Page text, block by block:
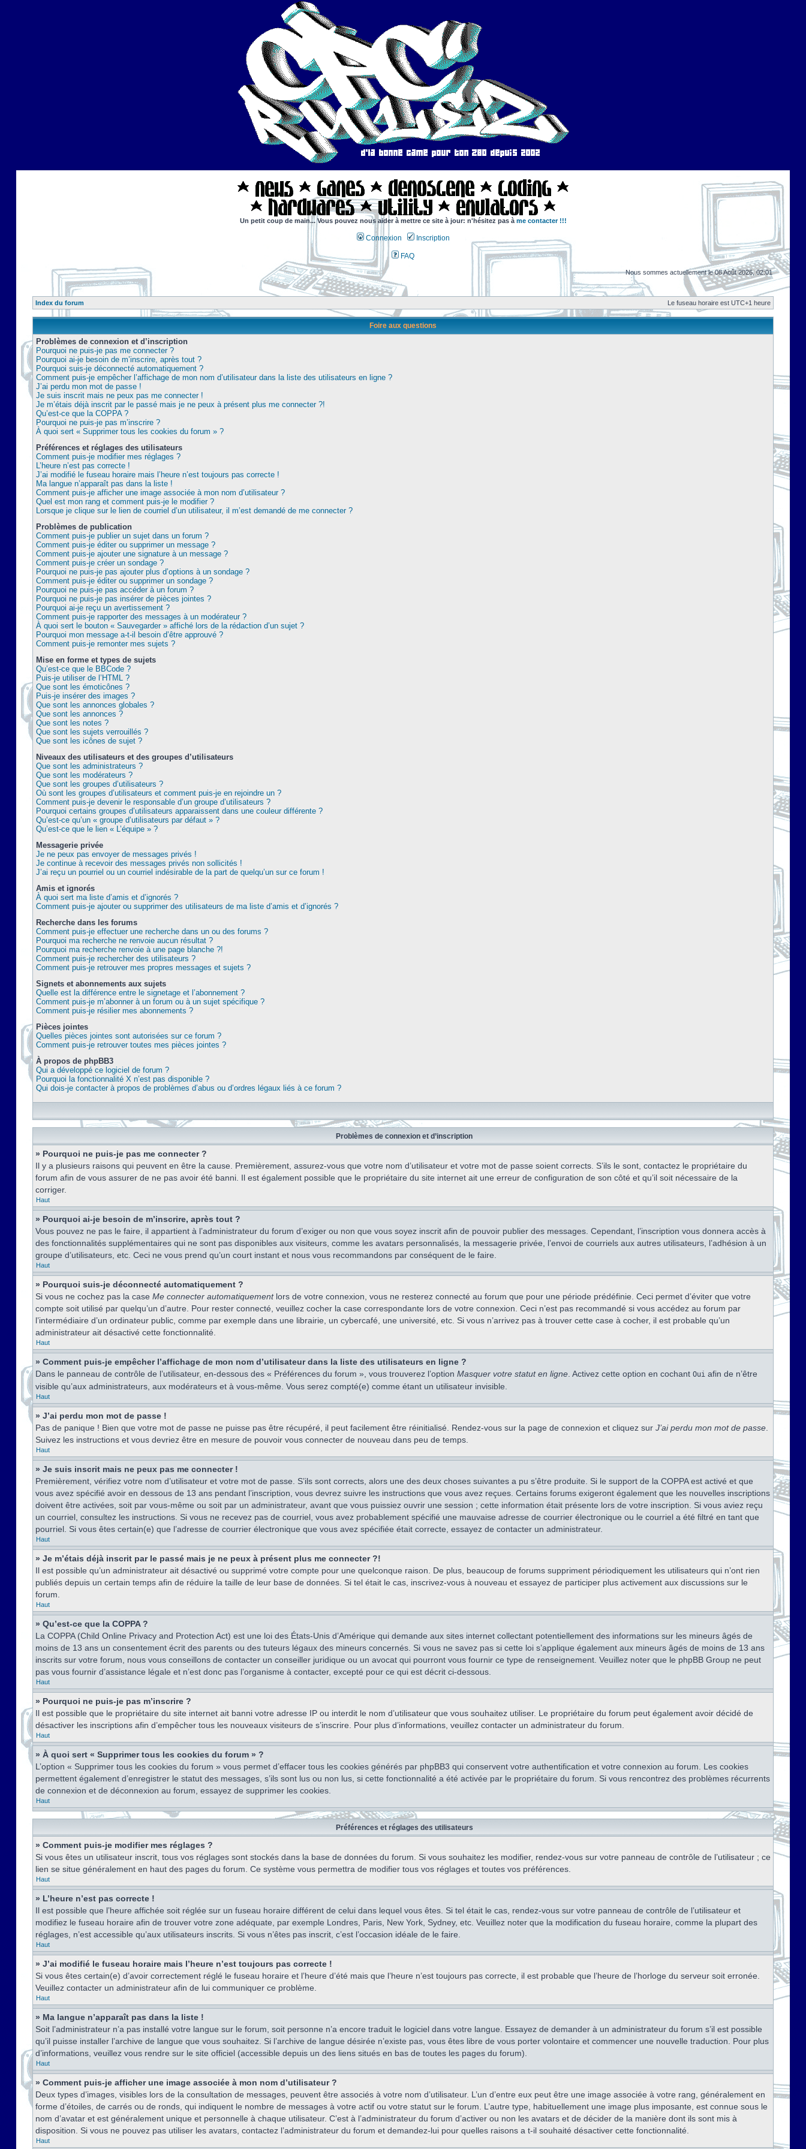
Un petit coup de main... Vous pouvez nous aider à mettre ce site à jour: n'hésitez pas à me contacter !!!
Connexion Inscription
FAQ
Nous sommes actuellement le 08 Août 2026, 02:01
Index du forum Le fuseau horaire est UTC+1 heure
Foire aux questions
Problèmes de connexion et d’inscription
Pourquoi ne puis-je pas me connecter ?
Pourquoi ai-je besoin de m’inscrire, après tout ?
Pourquoi suis-je déconnecté automatiquement ?
Comment puis-je empêcher l’affichage de mon nom d’utilisateur dans la liste des utilisateurs en ligne ?
J’ai perdu mon mot de passe !
Je suis inscrit mais ne peux pas me connecter !
Je m’étais déjà inscrit par le passé mais je ne peux à présent plus me connecter ?!
Qu’est-ce que la COPPA ?
Pourquoi ne puis-je pas m’inscrire ?
À quoi sert « Supprimer tous les cookies du forum » ?
Préférences et réglages des utilisateurs
Comment puis-je modifier mes réglages ?
L’heure n’est pas correcte !
J’ai modifié le fuseau horaire mais l’heure n’est toujours pas correcte !
Ma langue n’apparaît pas dans la liste !
Comment puis-je afficher une image associée à mon nom d’utilisateur ?
Quel est mon rang et comment puis-je le modifier ?
Lorsque je clique sur le lien de courriel d’un utilisateur, il m’est demandé de me connecter ?
Problèmes de publication
Comment puis-je publier un sujet dans un forum ?
Comment puis-je éditer ou supprimer un message ?
Comment puis-je ajouter une signature à un message ?
Comment puis-je créer un sondage ?
Pourquoi ne puis-je pas ajouter plus d’options à un sondage ?
Comment puis-je éditer ou supprimer un sondage ?
Pourquoi ne puis-je pas accéder à un forum ?
Pourquoi ne puis-je pas insérer de pièces jointes ?
Pourquoi ai-je reçu un avertissement ?
Comment puis-je rapporter des messages à un modérateur ?
À quoi sert le bouton « Sauvegarder » affiché lors de la rédaction d’un sujet ?
Pourquoi mon message a-t-il besoin d’être approuvé ?
Comment puis-je remonter mes sujets ?
Mise en forme et types de sujets
Qu’est-ce que le BBCode ?
Puis-je utiliser de l’HTML ?
Que sont les émoticônes ?
Puis-je insérer des images ?
Que sont les annonces globales ?
Que sont les annonces ?
Que sont les notes ?
Que sont les sujets verrouillés ?
Que sont les icônes de sujet ?
Niveaux des utilisateurs et des groupes d’utilisateurs
Que sont les administrateurs ?
Que sont les modérateurs ?
Que sont les groupes d’utilisateurs ?
Où sont les groupes d’utilisateurs et comment puis-je en rejoindre un ?
Comment puis-je devenir le responsable d’un groupe d’utilisateurs ?
Pourquoi certains groupes d’utilisateurs apparaissent dans une couleur différente ?
Qu’est-ce qu’un « groupe d’utilisateurs par défaut » ?
Qu’est-ce que le lien « L’équipe » ?
Messagerie privée
Je ne peux pas envoyer de messages privés !
Je continue à recevoir des messages privés non sollicités !
J’ai reçu un pourriel ou un courriel indésirable de la part de quelqu’un sur ce forum !
Amis et ignorés
À quoi sert ma liste d’amis et d’ignorés ?
Comment puis-je ajouter ou supprimer des utilisateurs de ma liste d’amis et d’ignorés ?
Recherche dans les forums
Comment puis-je effectuer une recherche dans un ou des forums ?
Pourquoi ma recherche ne renvoie aucun résultat ?
Pourquoi ma recherche renvoie à une page blanche ?!
Comment puis-je rechercher des utilisateurs ?
Comment puis-je retrouver mes propres messages et sujets ?
Signets et abonnements aux sujets
Quelle est la différence entre le signetage et l’abonnement ?
Comment puis-je m’abonner à un forum ou à un sujet spécifique ?
Comment puis-je résilier mes abonnements ?
Pièces jointes
Quelles pièces jointes sont autorisées sur ce forum ?
Comment puis-je retrouver toutes mes pièces jointes ?
À propos de phpBB3
Qui a développé ce logiciel de forum ?
Pourquoi la fonctionnalité X n’est pas disponible ?
Qui dois-je contacter à propos de problèmes d’abus ou d’ordres légaux liés à ce forum ?
Problèmes de connexion et d’inscription
» Pourquoi ne puis-je pas me connecter ?
Il y a plusieurs raisons qui peuvent en être la cause. Premièrement, assurez-vous que votre nom d’utilisateur et votre mot de passe soient corrects. S’ils le sont, contactez le propriétaire du
forum afin de vous assurer de ne pas avoir été banni. Il est également possible que le propriétaire du site internet ait une erreur de configuration de son côté et qu’il soit nécessaire de la
corriger.
Haut
» Pourquoi ai-je besoin de m’inscrire, après tout ?
Vous pouvez ne pas le faire, il appartient à l’administrateur du forum d’exiger ou non que vous soyez inscrit afin de pouvoir publier des messages. Cependant, l’inscription vous donnera accès à
des fonctionnalités supplémentaires qui ne sont pas disponibles aux visiteurs, comme les avatars personnalisés, la messagerie privée, l’envoi de courriels aux autres utilisateurs, l’adhésion à un
groupe d’utilisateurs, etc. Ceci ne vous prend qu’un court instant et nous vous recommandons par conséquent de le faire.
Haut
» Pourquoi suis-je déconnecté automatiquement ?
Si vous ne cochez pas la case Me connecter automatiquementlors de votre connexion, vous ne resterez connecté au forum que pour une période prédéfinie. Ceci permet d’éviter que votre
compte soit utilisé par quelqu’un d’autre. Pour rester connecté, veuillez cocher la case correspondante lors de votre connexion. Ceci n’est pas recommandé si vous accédez au forum par
l’intermédiaire d’un ordinateur public, comme par exemple dans une librairie, un cybercafé, une université, etc. Si vous n’arrivez pas à trouver cette case à cocher, il est probable qu’un
administrateur ait désactivé cette fonctionnalité.
Haut
» Comment puis-je empêcher l’affichage de mon nom d’utilisateur dans la liste des utilisateurs en ligne ?
Dans le panneau de contrôle de l’utilisateur, en-dessous des « Préférences du forum », vous trouverez l’option Masquer votre statut en ligne . Activez cette option en cochant Oui afin de n’être
visible qu’aux administrateurs, aux modérateurs et à vous-même. Vous serez compté(e) comme étant un utilisateur invisible.
Haut
» J’ai perdu mon mot de passe !
Pas de panique ! Bien que votre mot de passe ne puisse pas être récupéré, il peut facilement être réinitialisé. Rendez-vous sur la page de connexion et cliquez sur J’ai perdu mon mot de passe
Suivez les instructions et vous devriez être en mesure de pouvoir vous connecter de nouveau dans peu de temps.
Haut
» Je suis inscrit mais ne peux pas me connecter !
Premièrement, vérifiez votre nom d’utilisateur et votre mot de passe. S’ils sont corrects, alors une des deux choses suivantes a pu s’être produite. Si le support de la COPPA est activé et que
vous avez spécifié avoir en dessous de 13 ans pendant l’inscription, vous devrez suivre les instructions que vous avez reçues. Certains forums exigeront également que les nouvelles inscriptions
doivent être activées, soit par vous-même ou soit par un administrateur, avant que vous puissiez ouvrir une session ; cette information était présente lors de votre inscription. Si vous aviez reçu
un courriel, consultez les instructions. Si vous ne recevez pas de courriel, vous avez probablement spécifié une mauvaise adresse de courrier électronique ou le courriel a été filtré en tant que
pourriel. Si vous êtes certain(e) que l’adresse de courrier électronique que vous avez spécifiée était correcte, essayez de contacter un administrateur.
Haut
» Je m’étais déjà inscrit par le passé mais je ne peux à présent plus me connecter ?!
Il est possible qu’un administrateur ait désactivé ou supprimé votre compte pour une quelconque raison. De plus, beaucoup de forums suppriment périodiquement les utilisateurs qui n’ont rien
publiés depuis un certain temps afin de réduire la taille de leur base de données. Si tel était le cas, inscrivez-vous à nouveau et essayez de participer plus activement aux discussions sur le
forum.
Haut
» Qu’est-ce que la COPPA ?
La COPPA (Child Online Privacy and Protection Act) est une loi des États-Unis d’Amérique qui demande aux sites internet collectant potentiellement des informations sur les mineurs âgés de
moins de 13 ans un consentement écrit des parents ou des tuteurs légaux des mineurs concernés. Si vous ne savez pas si cette loi s’applique également aux mineurs âgés de moins de 13 ans
inscrits sur votre forum, nous vous conseillons de contacter un conseiller juridique ou un avocat qui pourront vous fournir ce type de renseignement. Veuillez noter que le phpBB Group ne peut
pas vous fournir d’assistance légale et n’est donc pas l’organisme à contacter, excepté pour ce qui est décrit ci-dessous.
Haut
» Pourquoi ne puis-je pas m’inscrire ?
Il est possible que le propriétaire du site internet ait banni votre adresse IP ou interdit le nom d’utilisateur que vous souhaitez utiliser. Le propriétaire du forum peut également avoir décidé de
désactiver les inscriptions afin d’empêcher tous les nouveaux visiteurs de s’inscrire. Pour plus d’informations, veuillez contacter un administrateur du forum.
Haut
» À quoi sert « Supprimer tous les cookies du forum » ?
L’option « Supprimer tous les cookies du forum » vous permet d’effacer tous les cookies générés par phpBB3 qui conservent votre authentification et votre connexion au forum. Les cookies
permettent également d’enregistrer le statut des messages, s’ils sont lus ou non lus, si cette fonctionnalité a été activée par le propriétaire du forum. Si vous rencontrez des problèmes récurrents
de connexion et de déconnexion au forum, essayez de supprimer les cookies.
Haut
Préférences et réglages des utilisateurs
» Comment puis-je modifier mes réglages ?
Si vous êtes un utilisateur inscrit, tous vos réglages sont stockés dans la base de données du forum. Si vous souhaitez les modifier, rendez-vous sur votre panneau de contrôle de l’utilisateur ; ce
lien se situe généralement en haut des pages du forum. Ce système vous permettra de modifier tous vos réglages et toutes vos préférences.
Haut
» L’heure n’est pas correcte !
Il est possible que l’heure affichée soit réglée sur un fuseau horaire différent de celui dans lequel vous êtes. Si tel était le cas, rendez-vous sur votre panneau de contrôle de l’utilisateur et
modifiez le fuseau horaire afin de trouver votre zone adéquate, par exemple Londres, Paris, New York, Sydney, etc. Veuillez noter que la modification du fuseau horaire, comme la plupart des
réglages, n’est accessible qu’aux utilisateurs inscrits. Si vous n’êtes pas inscrit, c’est l’occasion idéale de le faire.
Haut
» J’ai modifié le fuseau horaire mais l’heure n’est toujours pas correcte !
Si vous êtes certain(e) d’avoir correctement réglé le fuseau horaire et l’heure d’été mais que l’heure n’est toujours pas correcte, il est probable que l’heure de l’horloge du serveur soit erronée.
Veuillez contacter un administrateur afin de lui communiquer ce problème.
Haut
» Ma langue n’apparaît pas dans la liste !
Soit l’administrateur n’a pas installé votre langue sur le forum, soit personne n’a encore traduit le logiciel dans votre langue. Essayez de demander à un administrateur du forum s’il est possible
qu’il puisse installer l’archive de langue que vous souhaitez. Si l’archive de langue désirée n’existe pas, vous êtes libre de vous porter volontaire et commencer une nouvelle traduction. Pour plus
d’informations, veuillez vous rendre sur le site officiel (accessible depuis un des liens situés en bas de toutes les pages du forum).
Haut
» Comment puis-je afficher une image associée à mon nom d’utilisateur ?
Deux types d’images, visibles lors de la consultation de messages, peuvent être associés à votre nom d’utilisateur. L’un d’entre eux peut être une image associée à votre rang, généralement en
forme d’étoiles, de carrés ou de ronds, qui indiquent le nombre de messages à votre actif ou votre statut sur le forum. L’autre type, habituellement une image plus imposante, est connue sous le
nom d’avatar et est généralement unique et personnelle à chaque utilisateur. C’est à l’administrateur du forum d’activer ou non les avatars et de décider de la manière dont ils sont mis à
disposition. Si vous ne pouvez pas utiliser les avatars, contactez l’administrateur du forum et demandez-lui pour quelles raisons a t-il souhaité désactiver cette fonctionnalité.
Haut